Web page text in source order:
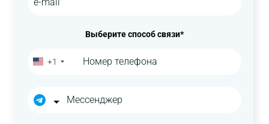
Выберите способ связи*
+1